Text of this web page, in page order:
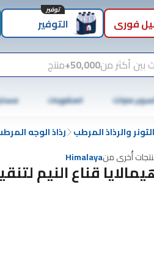
فوري التوفير
توفير
بين أكثر من50,000+ منتج
ماركت المشروبات
التونر والرذاذ المرطب رذاذ الوجه
أُخرى منHimalaya
قناع النيم لتنقية الوجه